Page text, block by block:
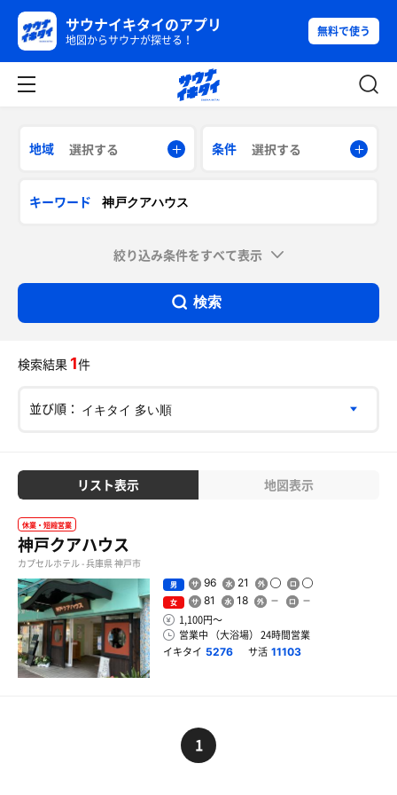
サウナイキタイのアプリ
地図からサウナが探せる！
無料で使う
地域 選択する 条件 選択する
キーワード
絞り込み条件をすべて表示
検索
検索結果 1件
並び順：
リスト表示 地図表示
休業・短縮営業
神戸クアハウス
カプセルホテル - 兵庫県 神戸市
男 96 21
女 81 18
1,100円〜
営業中 （大浴場） 24時間営業
イキタイ 5276 サ活 11103
1